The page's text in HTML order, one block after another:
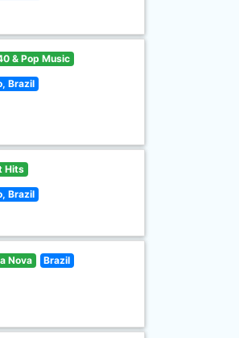
& Pop Music
Brazil
Hits
Brazil
Nova Brazil